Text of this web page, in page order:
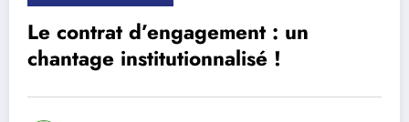
Le contrat d’engagement : un
chantage institutionnalisé !